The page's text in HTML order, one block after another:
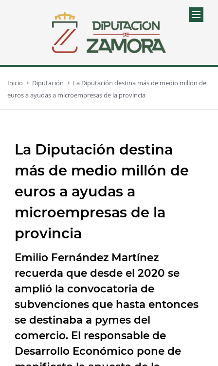
Inicio Diputación
La Diputación destina más de medio millón de
euros a ayudas a microempresas de la provincia
La Diputación destina
más de medio millón de
euros a ayudas a
microempresas de la
provincia
Emilio Fernández Martínez
recuerda que desde el 2020 se
amplió la convocatoria de
subvenciones que hasta entonces
se destinaba a pymes del
comercio. El responsable de
Desarrollo Económico pone de